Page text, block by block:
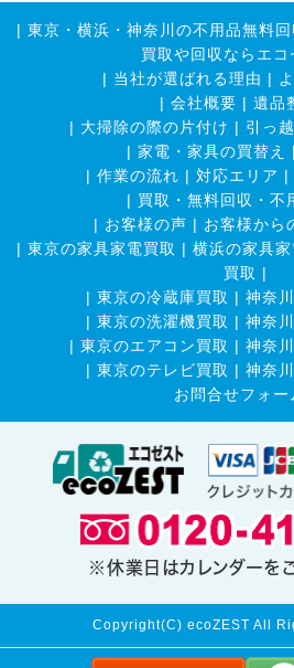
| 東京・横浜・神奈川の不用品無料
買取や回収ならエコ
| 当社が選ばれる理由 |
| 会社概要 | 遺品
| 大掃除の際の片付け | 引っ
| 家電・家具の買替え |
| 作業の流れ | 対応エリア |
| 買取・無料回収・不
| お客様の声 | お客様から
| 東京の家具家電買取 | 横浜の家具家
買取 |
| 東京の冷蔵庫買取 | 神奈
| 東京の洗濯機買取 | 神奈
| 東京のエアコン買取 | 神奈
| 東京のテレビ買取 | 神奈
お問合せフォー
※休業日はカレンダーを
Copyright(C) ecoZEST All